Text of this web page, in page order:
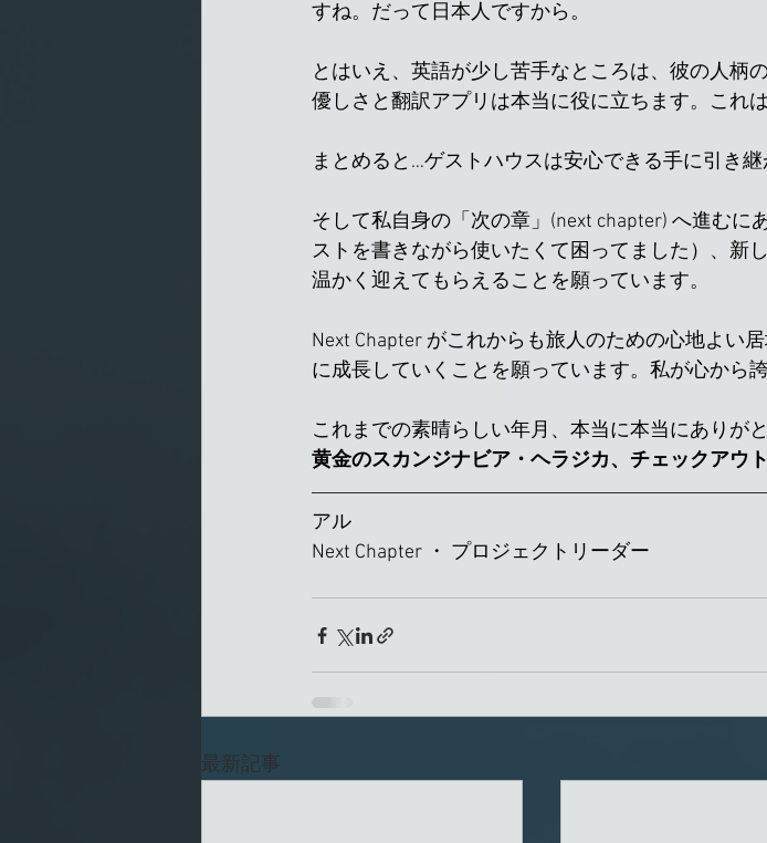
すね。だって日本人ですから。
とはいえ、英語が少し苦手なところは、彼の人柄
優しさと翻訳アプリは本当に役に立ちます。これ
まとめると…ゲストハウスは安心できる手に引き
そして私自身の「次の章」(next chapter) へ進む
ストを書きながら使いたくて困ってました）、新
温かく迎えてもらえることを願っています。
Next Chapter がこれからも旅人のための心地よい
に成長していくことを願っています。私が心から
これまでの素晴らしい年月、本当に本当にありが
黄金のスカンジナビア・ヘラジカ、チェックアウト
アル
Next Chapter ・ プロジェクトリーダー
最新記事